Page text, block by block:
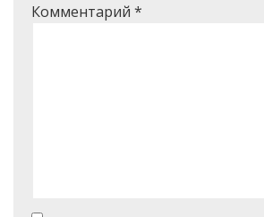
Комментарий *